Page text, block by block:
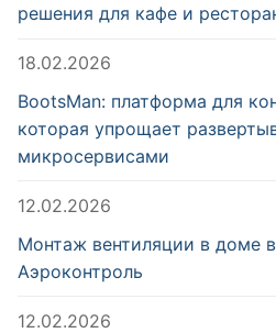
решения для кафе и
18.02.2026
BootsMan: платформа для
которая упрощает
микросервисами
12.02.2026
Монтаж вентиляции в доме
Аэроконтроль
12.02.2026